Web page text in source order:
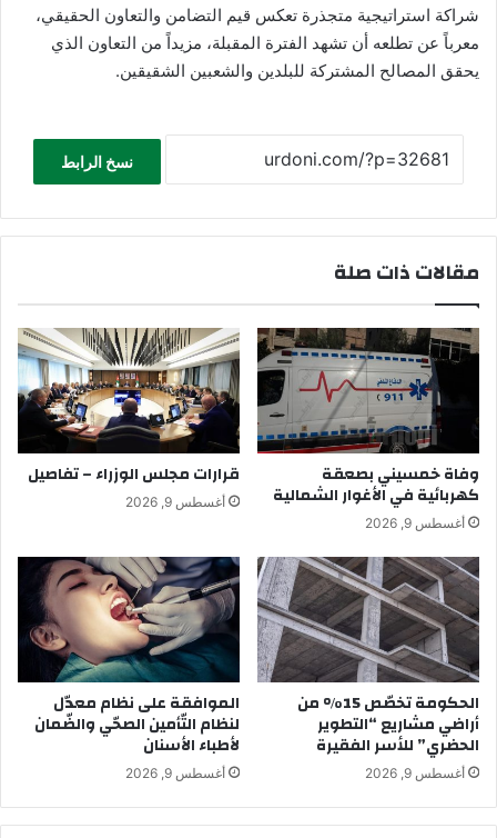
شراكة استراتيجية متجذرة تعكس قيم التضامن والتعاون الحقيقي،
معرباً عن تطلعه أن تشهد الفترة المقبلة، مزيداً من التعاون الذي
يحقق المصالح المشتركة للبلدين والشعبين الشقيقين.
نسخ الرابط
مقالات ذات صلة
وفاة خمسيني بصعقة
كهربائية في الأغوار الشمالية
أغسطس 9, 2026
قرارات مجلس الوزراء – تفاصيل
أغسطس 9, 2026
الحكومة تخصّص 15% من
أراضي مشاريع “التطوير
الحضري” للأسر الفقيرة
أغسطس 9, 2026
الموافقة على نظام معدّل
لنظام التّأمين الصحّي والضّمان
لأطباء الأسنان
أغسطس 9, 2026